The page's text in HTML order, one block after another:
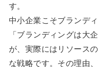
す。
中小企業こそブランデ
「ブランディングは大
が、実際にはリソース
な戦略です。その理由